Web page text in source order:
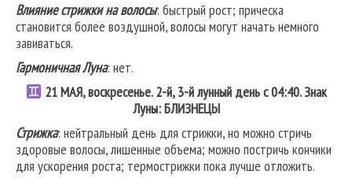
Влияние стрижки на волосы: быстрый рост; прическа
становится более воздушной, волосы могут начать немного
завиваться.
Гармоничная Луна: нет.
21 МАЯ, воскресенье. 2-й, 3-й лунный день с 04:40. Знак
Луны: БЛИЗНЕЦЫ
Стрижка: нейтральный день для стрижки, но можно стричь
здоровые волосы, лишенные объема; можно постричь кончики
для ускорения роста; термострижки пока лучше отложить.